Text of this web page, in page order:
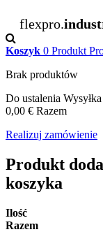
flexpro.
Koszyk 0 Produkt
Brak produktów
Do ustalenia Wysyłka
0,00 € Razem
Realizuj zamówienie
Produkt
koszyka
Ilość
Razem